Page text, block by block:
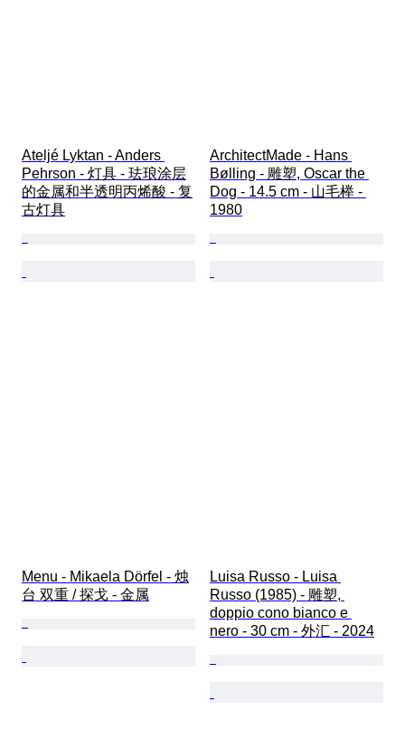
Ateljé Lyktan - Anders
Pehrson - 灯具 - 珐琅涂层
的金属和半透明丙烯酸 - 复
古灯具
ArchitectMade - Hans
Bølling - 雕塑, Oscar the
Dog - 14.5 cm - 山毛榉 -
1980
Menu - Mikaela Dörfel - 烛
台 双重 / 探戈 - 金属
Luisa Russo - Luisa
Russo (1985) - 雕塑,
doppio cono bianco e
nero - 30 cm - 外汇 - 2024